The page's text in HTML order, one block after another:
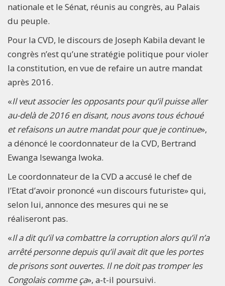
nationale et le Sénat, réunis au congrès, au Palais
du peuple.
Pour la CVD, le discours de Joseph Kabila devant le
congrès n’est qu’une stratégie politique pour violer
la constitution, en vue de refaire un autre mandat
après 2016.
«Il veut associer les opposants pour qu’il puisse aller
au-delà de 2016 en disant, nous avons tous échoué
et refaisons un autre mandat pour que je continue»,
a dénoncé le coordonnateur de la CVD, Bertrand
Ewanga Isewanga Iwoka.
Le coordonnateur de la CVD a accusé le chef de
l’Etat d’avoir prononcé «un discours futuriste» qui,
selon lui, annonce des mesures qui ne se
réaliseront pas.
«Il a dit qu’il va combattre la corruption alors qu’il n’a
arrêté personne depuis qu’il avait dit que les portes
de prisons sont ouvertes. Il ne doit pas tromper les
Congolais comme ça», a-t-il poursuivi.